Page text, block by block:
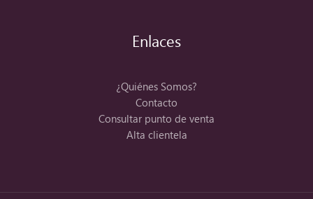
Enlaces
¿Quiénes Somos?
Contacto
Consultar punto de venta
Alta clientela